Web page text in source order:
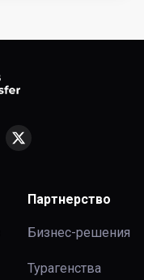
Партнерство
Бизнес-решения
Турагенства